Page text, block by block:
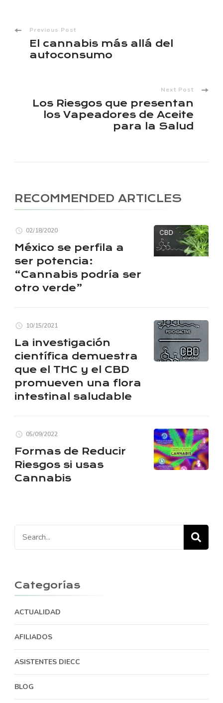
Post
Navigation
Previous Post
El cannabis más allá del
autoconsumo
Next Post
Los Riesgos que presentan
los Vapeadores de Aceite
para la Salud
RECOMMENDED ARTICLES
02/18/2020
México se perfila a
ser potencia:
“Cannabis podría ser
otro verde”
10/15/2021
La investigación
científica demuestra
que el THC y el CBD
promueven una flora
intestinal saludable
05/09/2022
Formas de Reducir
Riesgos si usas
Cannabis
Search
for:
Categorías
ACTUALIDAD
AFILIADOS
ASISTENTES DIECC
BLOG